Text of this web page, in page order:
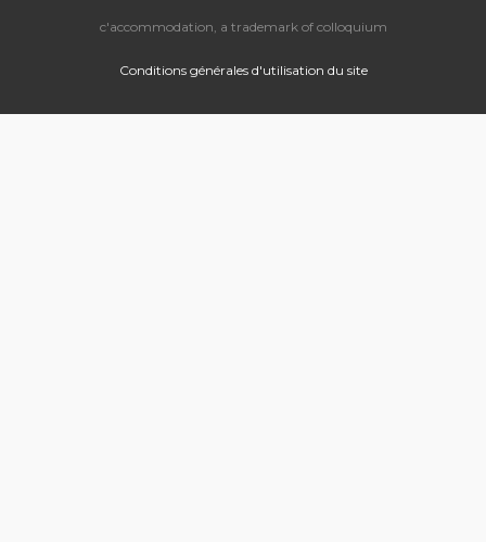
c'accommodation, a trademark of colloquium
Conditions générales d'utilisation du site